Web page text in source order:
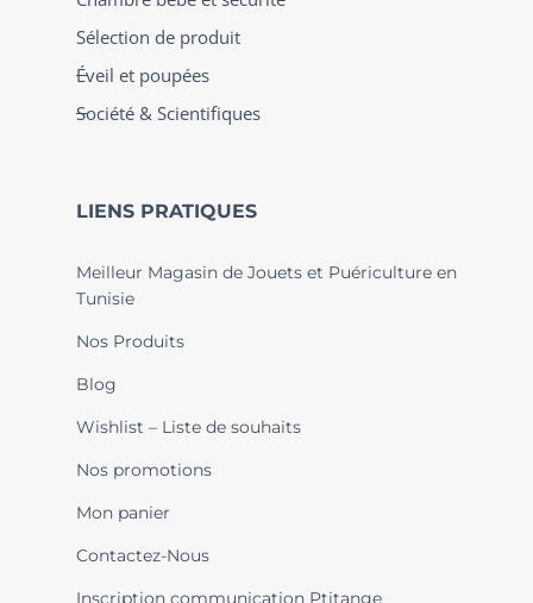
Sélection de produit
Éveil et poupées
Société & Scientifiques
LIENS PRATIQUES
Meilleur Magasin de Jouets et Puériculture en
Tunisie
Nos Produits
Blog
Wishlist – Liste de souhaits
Nos promotions
Mon panier
Contactez-Nous
Inscription communication Ptitange